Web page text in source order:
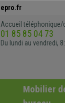
Accueil téléphonique/
01 85 85 04 73
Du lundi au vendredi,
Mobilier